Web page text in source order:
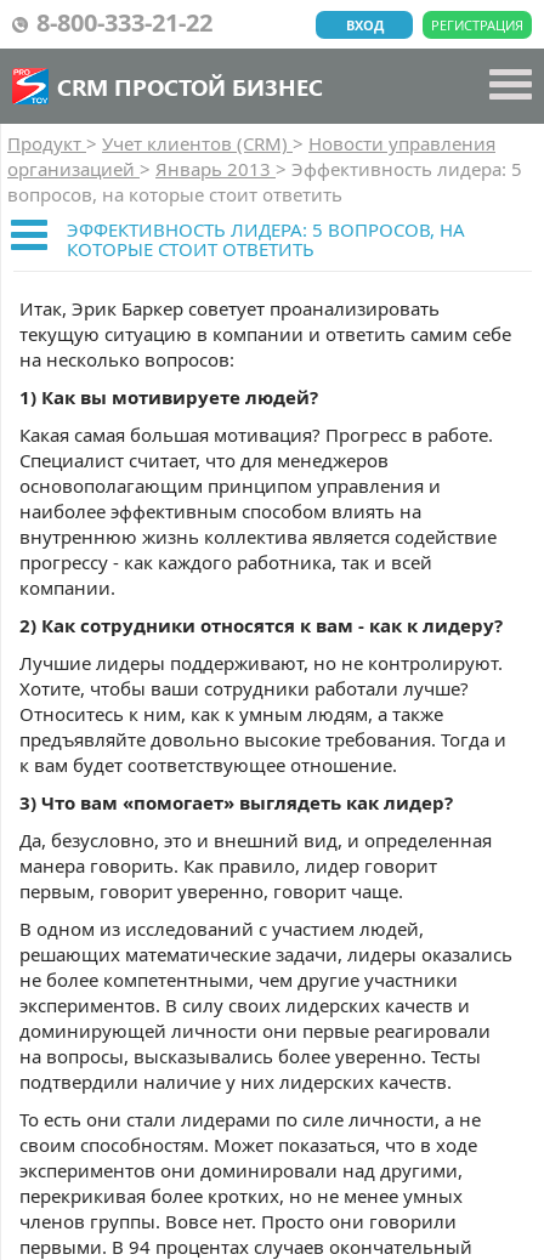
8-800-333-21-22 РЕГИСТРАЦИЯ
ВХОД
CRM ПРОСТОЙ БИЗНЕС
Продукт > Учет клиентов (CRM) > Новости управления
организацией > Январь 2013 > Эффективность лидера: 5
вопросов, на которые стоит ответить
ЭФФЕКТИВНОСТЬ ЛИДЕРА: 5 ВОПРОСОВ, НА
КОТОРЫЕ СТОИТ ОТВЕТИТЬ
Итак, Эрик Баркер советует проанализировать
текущую ситуацию в компании и ответить самим себе
на несколько вопросов:
1) Как вы мотивируете людей?
Какая самая большая мотивация? Прогресс в работе.
Специалист считает, что для менеджеров
основополагающим принципом управления и
наиболее эффективным способом влиять на
внутреннюю жизнь коллектива является содействие
прогрессу - как каждого работника, так и всей
компании.
2) Как сотрудники относятся к вам - как к лидеру?
Лучшие лидеры поддерживают, но не контролируют.
Хотите, чтобы ваши сотрудники работали лучше?
Относитесь к ним, как к умным людям, а также
предъявляйте довольно высокие требования. Тогда и
к вам будет соответствующее отношение.
3) Что вам «помогает» выглядеть как лидер?
Да, безусловно, это и внешний вид, и определенная
манера говорить. Как правило, лидер говорит
первым, говорит уверенно, говорит чаще.
В одном из исследований с участием людей,
решающих математические задачи, лидеры оказались
не более компетентными, чем другие участники
экспериментов. В силу своих лидерских качеств и
доминирующей личности они первые реагировали
на вопросы, высказывались более уверенно. Тесты
подтвердили наличие у них лидерских качеств.
То есть они стали лидерами по силе личности, а не
своим способностям. Может показаться, что в ходе
экспериментов они доминировали над другими,
перекрикивая более кротких, но не менее умных
членов группы. Вовсе нет. Просто они говорили
первыми. В 94 процентах случаев окончательный